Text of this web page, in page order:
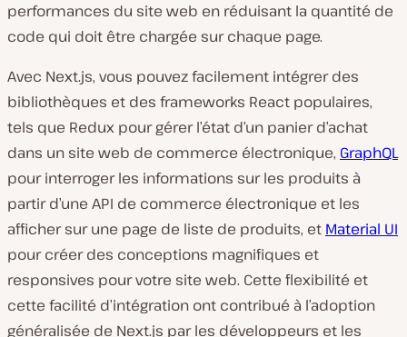
performances du site web en réduisant la quantité de
code qui doit être chargée sur chaque page.
Avec Next.js, vous pouvez facilement intégrer des
bibliothèques et des frameworks React populaires,
tels que Redux pour gérer l’état d’un panier d’achat
dans un site web de commerce électronique, GraphQL
pour interroger les informations sur les produits à
partir d’une API de commerce électronique et les
afficher sur une page de liste de produits, et Material UI
pour créer des conceptions magnifiques et
responsives pour votre site web. Cette flexibilité et
cette facilité d’intégration ont contribué à l’adoption
généralisée de Next.js par les développeurs et les